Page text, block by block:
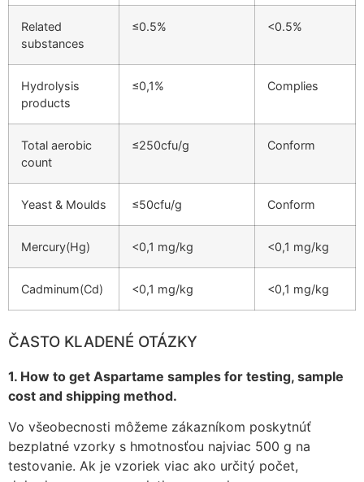
Related
substances
≤0.5% <0.5%
Hydrolysis
products
≤0,1% Complies
Total aerobic
count
≤250cfu/g Conform
Yeast & Moulds ≤50cfu/g Conform
Mercury(Hg) <0,1 mg/kg <0,1 mg/kg
Cadminum(Cd) <0,1 mg/kg <0,1 mg/kg
ČASTO KLADENÉ OTÁZKY
1. How to get Aspartame samples for testing, sample
cost and shipping method.
Vo všeobecnosti môžeme zákazníkom poskytnúť
bezplatné vzorky s hmotnosťou najviac 500 g na
testovanie. Ak je vzoriek viac ako určitý počet,